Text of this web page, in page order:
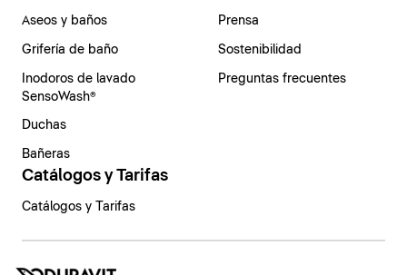
Aseos y baños
Grifería de baño
Inodoros de lavado
SensoWash®
Duchas
Bañeras
Prensa
Sostenibilidad
Preguntas frecuentes
Catálogos y Tarifas
Catálogos y Tarifas